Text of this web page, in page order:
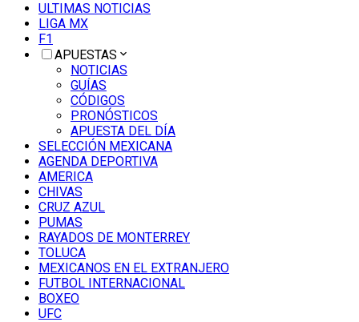
ULTIMAS NOTICIAS
LIGA MX
F1
APUESTAS
NOTICIAS
GUÍAS
CÓDIGOS
PRONÓSTICOS
APUESTA DEL DÍA
SELECCIÓN MEXICANA
AGENDA DEPORTIVA
AMERICA
CHIVAS
CRUZ AZUL
PUMAS
RAYADOS DE MONTERREY
TOLUCA
MEXICANOS EN EL EXTRANJERO
FUTBOL INTERNACIONAL
BOXEO
UFC